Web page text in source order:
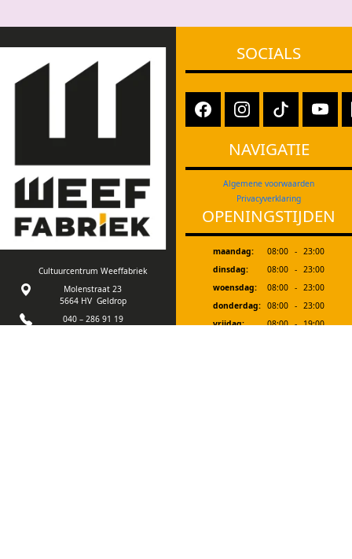
Cultuurcentrum Weeffabriek
Molenstraat 23
5664 HV Geldrop
040 – 286 91 19
SOCIALS
NAVIGATIE
Algemene voorwaarden
Privacyverklaring
OPENINGSTIJDEN
maandag: 08:00 - 23:00
dinsdag:
08:00 - 23:00
woensdag:
08:00 - 23:00
donderdag: 08:00 - 23:00
vrijdag:
08:00 - 19:00